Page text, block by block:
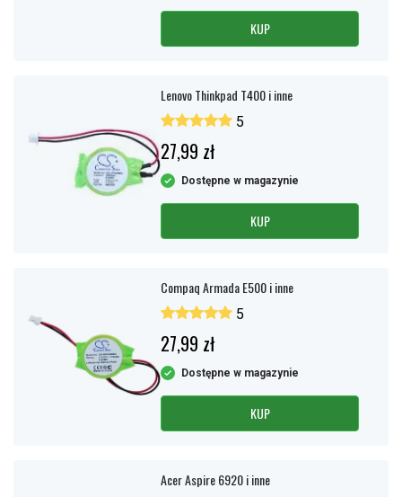
KUP
Lenovo Thinkpad T400 i inne
5
27,99 zł
Dostępne w magazynie
KUP
Compaq Armada E500 i inne
5
27,99 zł
Dostępne w magazynie
KUP
Acer Aspire 6920 i inne